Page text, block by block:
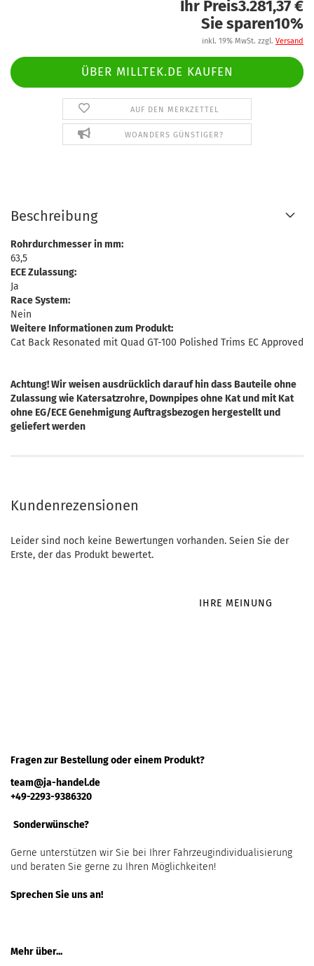
Ihr Preis3.281,37 €
Sie sparen10%
inkl. 19% MwSt. zzgl. Versand
ÜBER MILLTEK.DE KAUFEN
AUF DEN MERKZETTEL
WOANDERS GÜNSTIGER?
Beschreibung
Rohrdurchmesser in mm:
63,5
ECE Zulassung:
Ja
Race System:
Nein
Weitere Informationen zum Produkt:
Cat Back Resonated mit Quad GT-100 Polished Trims EC Approved
Achtung! Wir weisen ausdrücklich darauf hin dass Bauteile ohne
Zulassung wie Katersatzrohre, Downpipes ohne Kat und mit Kat
ohne EG/ECE Genehmigung Auftragsbezogen hergestellt und
geliefert werden
Kundenrezensionen
Leider sind noch keine Bewertungen vorhanden. Seien Sie der
Erste, der das Produkt bewertet.
IHRE MEINUNG
Fragen zur Bestellung oder einem Produkt?
team@ja-handel.de
+49-2293-9386320
Sonderwünsche?
Gerne unterstützen wir Sie bei Ihrer Fahrzeugindividualisierung
und beraten Sie gerne zu Ihren Möglichkeiten!
Sprechen Sie uns an!
Mehr über...